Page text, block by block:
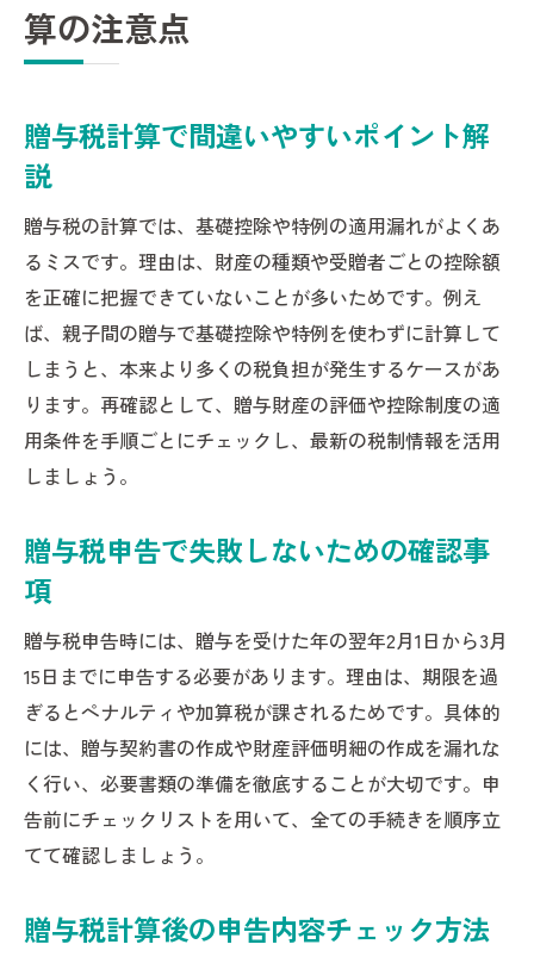
算の注意点
贈与税計算で間違いやすいポイント解
説
贈与税の計算では、基礎控除や特例の適用漏れがよくあ
るミスです。理由は、財産の種類や受贈者ごとの控除額
を正確に把握できていないことが多いためです。例え
ば、親子間の贈与で基礎控除や特例を使わずに計算して
しまうと、本来より多くの税負担が発生するケースがあ
ります。再確認として、贈与財産の評価や控除制度の適
用条件を手順ごとにチェックし、最新の税制情報を活用
しましょう。
贈与税申告で失敗しないための確認事
項
贈与税申告時には、贈与を受けた年の翌年2月1日から3月
15日までに申告する必要があります。理由は、期限を過
ぎるとペナルティや加算税が課されるためです。具体的
には、贈与契約書の作成や財産評価明細の作成を漏れな
く行い、必要書類の準備を徹底することが大切です。申
告前にチェックリストを用いて、全ての手続きを順序立
てて確認しましょう。
贈与税計算後の申告内容チェック方法